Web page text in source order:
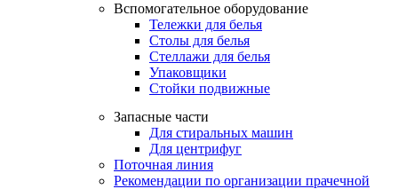
Вспомогательное оборудование
Тележки для белья
Столы для белья
Стеллажи для белья
Упаковщики
Стойки подвижные
Запасные части
Для стиральных машин
Для центрифуг
Поточная линия
Рекомендации по организации прачечной